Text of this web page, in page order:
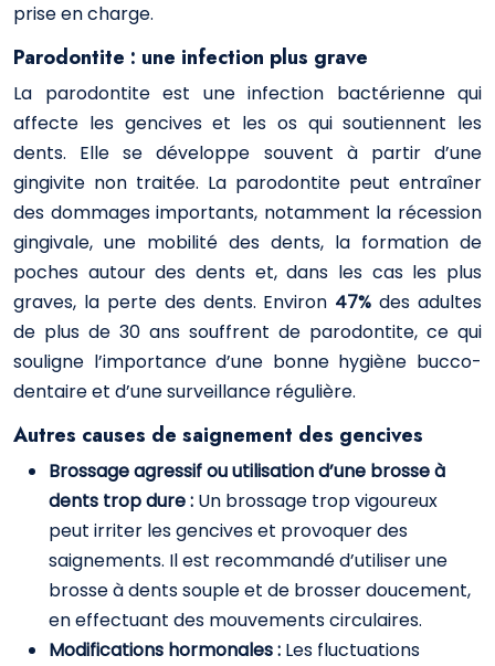
prise en charge.
Parodontite : une infection plus grave
La parodontite est une infection bactérienne qui
affecte les gencives et les os qui soutiennent les
dents. Elle se développe souvent à partir d’une
gingivite non traitée. La parodontite peut entraîner
des dommages importants, notamment la récession
gingivale, une mobilité des dents, la formation de
poches autour des dents et, dans les cas les plus
graves, la perte des dents. Environ 47%des adultes
de plus de 30 ans souffrent de parodontite, ce qui
souligne l’importance d’une bonne hygiène bucco-
dentaire et d’une surveillance régulière.
Autres causes de saignement des gencives
Brossage agressif ou utilisation d’une brosse à
dents trop dure : Un brossage trop vigoureux
peut irriter les gencives et provoquer des
saignements. Il est recommandé d’utiliser une
brosse à dents souple et de brosser doucement,
en effectuant des mouvements circulaires.
Modifications hormonales : Les fluctuations